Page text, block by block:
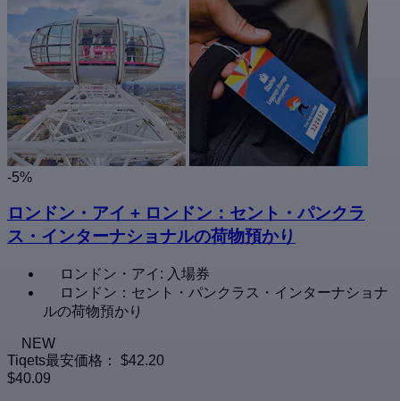
-5%
ロンドン・アイ + ロンドン：セント・パンクラ
ス・インターナショナルの荷物預かり
ロンドン・アイ: 入場券
ロンドン：セント・パンクラス・インターナショナ
ルの荷物預かり
NEW
Tiqets最安価格：
$42.20
$40.09